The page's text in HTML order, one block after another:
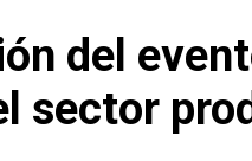
del
sector